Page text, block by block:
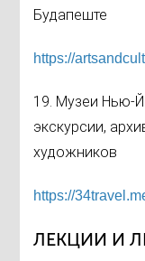
Будапеште
https://
19. Музеи Нью-
экскурсии,
художников
https://
ЛЕКЦИИ И